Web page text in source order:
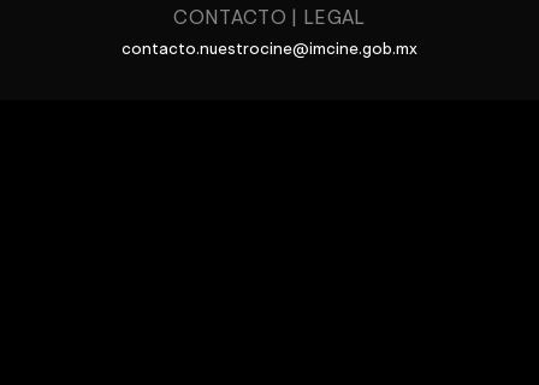
CONTACTO LEGAL
contacto.nuestrocine@imcine.gob.mx